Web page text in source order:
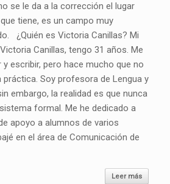
se le da a la corrección el lugar
tiene, es un campo muy
¿Quién es Victoria Canillas? Mi
Canillas, tengo 31 años. Me
escribir, pero hace mucho que no
Soy profesora de Lengua y
embargo, la realidad es que nunca
formal. Me he dedicado a
apoyo a alumnos de varios
en el área de Comunicación de
Leer más